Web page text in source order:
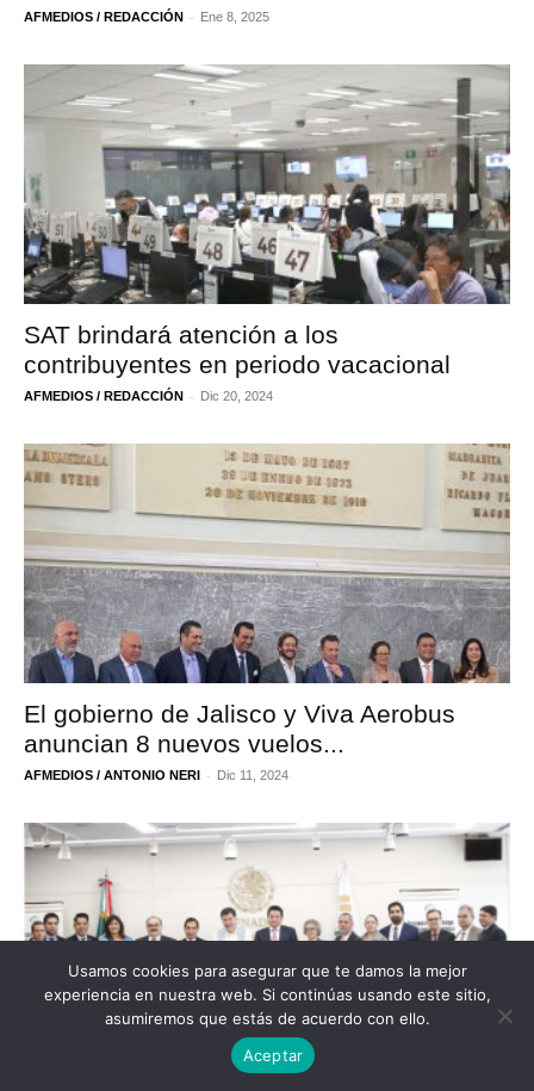
AFMEDIOS / REDACCIÓN - Ene 8, 2025
SAT brindará atención a los
contribuyentes en periodo vacacional
AFMEDIOS / REDACCIÓN - Dic 20, 2024
El gobierno de Jalisco y Viva Aerobus
anuncian 8 nuevos vuelos...
AFMEDIOS / ANTONIO NERI - Dic 11, 2024
Usamos cookies para asegurar que te damos la mejor
experiencia en nuestra web. Si continúas usando este sitio,
asumiremos que estás de acuerdo con ello.
Aceptar